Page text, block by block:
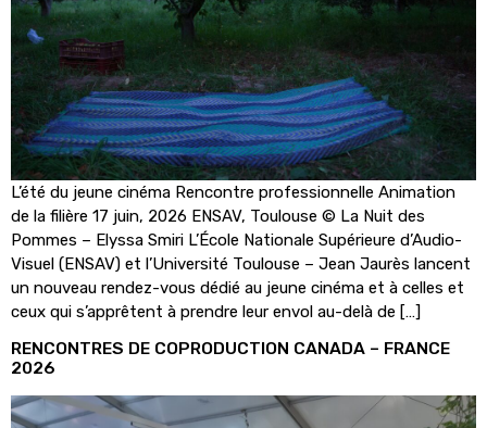
L’été du jeune cinéma Rencontre professionnelle Animation
de la filière 17 juin, 2026 ENSAV, Toulouse © La Nuit des
Pommes – Elyssa Smiri L’École Nationale Supérieure d’Audio-
Visuel (ENSAV) et l’Université Toulouse – Jean Jaurès lancent
un nouveau rendez-vous dédié au jeune cinéma et à celles et
ceux qui s’apprêtent à prendre leur envol au-delà de […]
RENCONTRES DE COPRODUCTION CANADA – FRANCE
2026